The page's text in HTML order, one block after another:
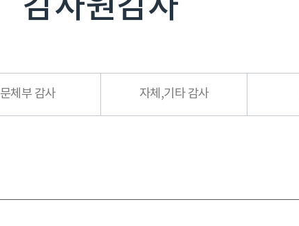
문체부 감사 자체,기타 감사